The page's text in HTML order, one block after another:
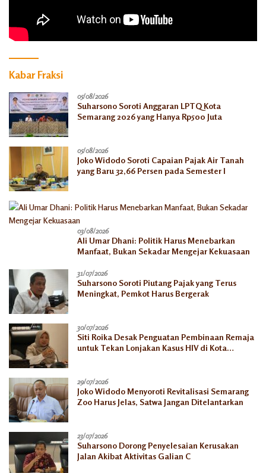
Kabar Fraksi
05/08/2026
Suharsono Soroti Anggaran LPTQ Kota
Semarang 2026 yang Hanya Rp500 Juta
05/08/2026
Joko Widodo Soroti Capaian Pajak Air Tanah
yang Baru 32,66 Persen pada Semester I
03/08/2026
Ali Umar Dhani: Politik Harus Menebarkan
Manfaat, Bukan Sekadar Mengejar Kekuasaan
31/07/2026
Suharsono Soroti Piutang Pajak yang Terus
Meningkat, Pemkot Harus Bergerak
30/07/2026
Siti Roika Desak Penguatan Pembinaan Remaja
untuk Tekan Lonjakan Kasus HIV di Kota
29/07/2026
Joko Widodo Menyoroti Revitalisasi Semarang
Zoo Harus Jelas, Satwa Jangan Ditelantarkan
23/07/2026
Suharsono Dorong Penyelesaian Kerusakan
Jalan Akibat Aktivitas Galian C